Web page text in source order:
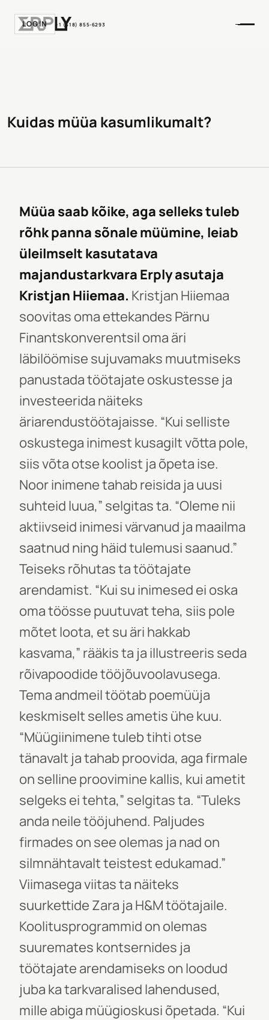
LOGIN +1 (518) 855-6293
Kuidas müüa kasumlikumalt?
Müüa saab kõike, aga selleks tuleb
rõhk panna sõnale müümine, leiab
üleilmselt kasutatava
majandustarkvara Erply asutaja
Kristjan Hiiemaa. Kristjan Hiiemaa
soovitas oma ettekandes Pärnu
Finantskonverentsil oma äri
läbilöömise sujuvamaks muutmiseks
panustada töötajate oskustesse ja
investeerida näiteks
äriarendustöötajaisse. “Kui selliste
oskustega inimest kusagilt võtta pole,
siis võta otse koolist ja õpeta ise.
Noor inimene tahab reisida ja uusi
suhteid luua,” selgitas ta. “Oleme nii
aktiivseid inimesi värvanud ja maailma
saatnud ning häid tulemusi saanud.”
Teiseks rõhutas ta töötajate
arendamist. “Kui su inimesed ei oska
oma töösse puutuvat teha, siis pole
mõtet loota, et su äri hakkab
kasvama,” rääkis ta ja illustreeris seda
rõivapoodide tööjõuvoolavusega.
Tema andmeil töötab poemüüja
keskmiselt selles ametis ühe kuu.
“Müügiinimene tuleb tihti otse
tänavalt ja tahab proovida, aga firmale
on selline proovimine kallis, kui ametit
selgeks ei tehta,” selgitas ta. “Tuleks
anda neile tööjuhend. Paljudes
firmades on see olemas ja nad on
silmnähtavalt teistest edukamad.”
Viimasega viitas ta näiteks
suurkettide Zara ja H&M töötajaile.
Koolitusprogrammid on olemas
suuremates kontsernides ja
töötajate arendamiseks on loodud
juba ka tarkvaralised lahendused,
mille abiga müügioskusi õpetada. “Kui